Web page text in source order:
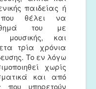
παιδείας ή
που θέλει να
του με
μουσικής, και
τρία χρόνια
Το εν λόγω
χωρίς
και από
που υπηρετούν